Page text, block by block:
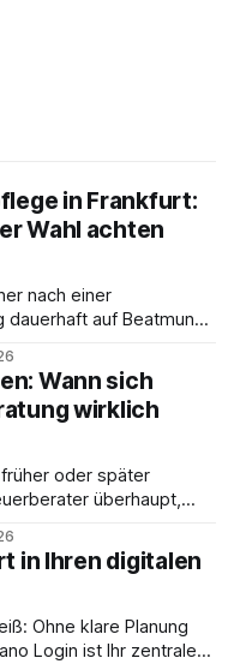
in Frankfurt:
Wahl achten
nach einer
dauerhaft auf Beatmung
eine schwierige
in der Klinik bleiben –
Die außerklinische
Sie
Wann sich
wirklich
oder später
überhaupt,
eine Steuersoftware
Veränderungen
Unterstützung meist
in Ihren digitalen
Ohne klare Planung
Login ist Ihr zentraler